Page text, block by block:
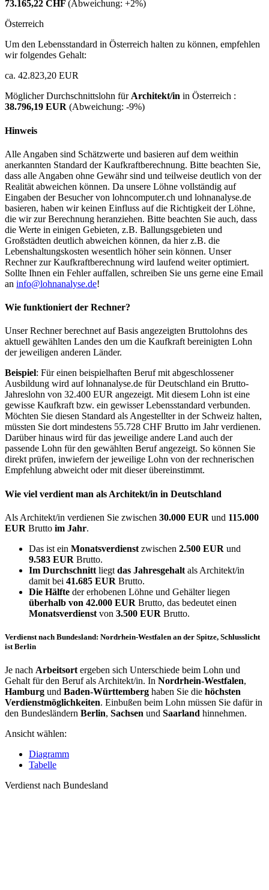
73.165,22 CHF (Abweichung: +2%)
Österreich
Um den Lebensstandard in Österreich halten zu können, empfehlen
wir folgendes Gehalt:
ca. 42.823,20 EUR
Möglicher Durchschnittslohn fürArchitekt/in in Österreich :
38.796,19 EUR (Abweichung: -9%)
Hinweis
Alle Angaben sind Schätzwerte und basieren auf dem weithin
anerkannten Standard der Kaufkraftberechnung. Bitte beachten Sie,
dass alle Angaben ohne Gewähr sind und teilweise deutlich von der
Realität abweichen können. Da unsere Löhne vollständig auf
Eingaben der Besucher von lohncomputer.ch und lohnanalyse.de
basieren, haben wir keinen Einfluss auf die Richtigkeit der Löhne,
die wir zur Berechnung heranziehen. Bitte beachten Sie auch, dass
die Werte in einigen Gebieten, z.B. Ballungsgebieten und
Großstädten deutlich abweichen können, da hier z.B. die
Lebenshaltungskosten wesentlich höher sein können. Unser
Rechner zur Kaufkraftberechnung wird laufend weiter optimiert.
Sollte Ihnen ein Fehler auffallen, schreiben Sie uns gerne eine Email
an info@lohnanalyse.de!
Wie funktioniert der Rechner?
Unser Rechner berechnet auf Basis angezeigten Bruttolohns des
aktuell gewählten Landes den um die Kaufkraft bereinigten Lohn
der jeweiligen anderen Länder.
Beispiel: Für einen beispielhaften Beruf mit abgeschlossener
Ausbildung wird auf lohnanalyse.de für Deutschland ein Brutto-
Jahreslohn von 32.400 EUR angezeigt. Mit diesem Lohn ist eine
gewisse Kaufkraft bzw. ein gewisser Lebensstandard verbunden.
Möchten Sie diesen Standard als Angestellter in der Schweiz halten,
müssten Sie dort mindestens 55.728 CHF Brutto im Jahr verdienen.
Darüber hinaus wird für das jeweilige andere Land auch der
passende Lohn für den gewählten Beruf angezeigt. So können Sie
direkt prüfen, inwiefern der jeweilige Lohn von der rechnerischen
Empfehlung abweicht oder mit dieser übereinstimmt.
Wie viel verdient man als Architekt/in in Deutschland
Als Architekt/in verdienen Sie zwischen 30.000 EUR und 115.000
EUR Brutto im Jahr.
Das ist ein Monatsverdienst zwischen 2.500 EUR und
9.583 EUR Brutto.
Im Durchschnitt liegt das Jahresgehalt als Architekt/in
damit bei 41.685 EUR Brutto.
Die Hälfte der erhobenen Löhne und Gehälter liegen
überhalb von 42.000 EUR Brutto, das bedeutet einen
Monatsverdienst von 3.500 EUR Brutto.
Verdienst nach Bundesland: Nordrhein-Westfalen an der Spitze, Schlusslicht
ist Berlin
Je nach Arbeitsort ergeben sich Unterschiede beim Lohn und
Gehalt für den Beruf als Architekt/in. In Nordrhein-Westfalen,
Hamburg und Baden-Württemberg haben Sie die höchsten
Verdienstmöglichkeiten. Einbußen beim Lohn müssen Sie dafür in
den Bundesländern Berlin, Sachsen und Saarland hinnehmen.
Ansicht wählen:
Diagramm
Tabelle
Verdienst nach Bundesland